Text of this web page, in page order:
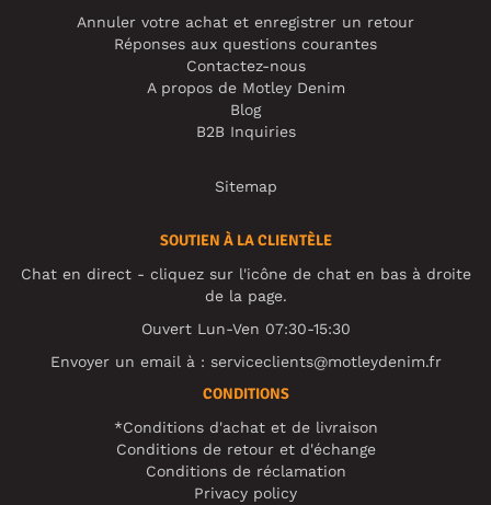
Annuler votre achat et enregistrer un retour
Réponses aux questions courantes
Contactez-nous
A propos de Motley Denim
Blog
B2B Inquiries
Sitemap
SOUTIEN À LA CLIENTÈLE
Chat en direct - cliquez sur l'icône de chat en bas à droite
de la page.
Ouvert Lun-Ven 07:30-15:30
Envoyer un email à : serviceclients@motleydenim.fr
CONDITIONS
*Conditions d'achat et de livraison
Conditions de retour et d'échange
Conditions de réclamation
Privacy policy